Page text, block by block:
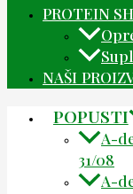
PROTEIN
NAŠI
POPUSTI
A-
31/08
A-